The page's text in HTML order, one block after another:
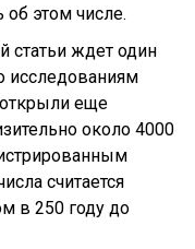
этом числе.
статьи ждет один
исследованиям
еще
около 4000
считается
в 250 году до